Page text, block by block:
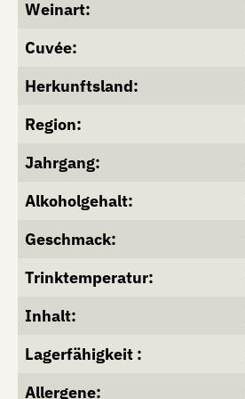
Weinart:
Cuvée:
Herkunftsland:
Region:
Jahrgang:
Alkoholgehalt:
Geschmack:
Trinktemperatur:
Inhalt:
Lagerfähigkeit :
Allergene: